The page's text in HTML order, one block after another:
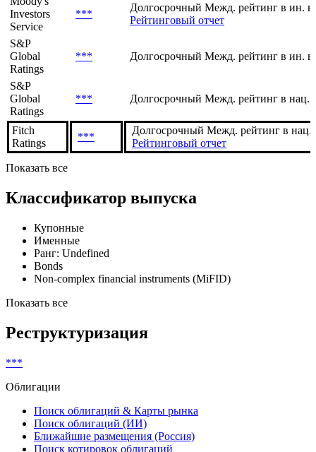
Moody's
Investors
Service
***
Долгосрочный Межд. рейтинг в нац.
Рейтинговый отчет
Moody's
Investors
Service
***
Долгосрочный Межд. рейтинг в ин.
S&P
Global
Ratings
*** Долгосрочный Межд. рейтинг в ин.
S&P
Global
Долгосрочный Межд. рейтинг в нац.
Ratings
Классификатор выпуска
Купонные
Ранг: Undefined
Реструктуризация
Облигации